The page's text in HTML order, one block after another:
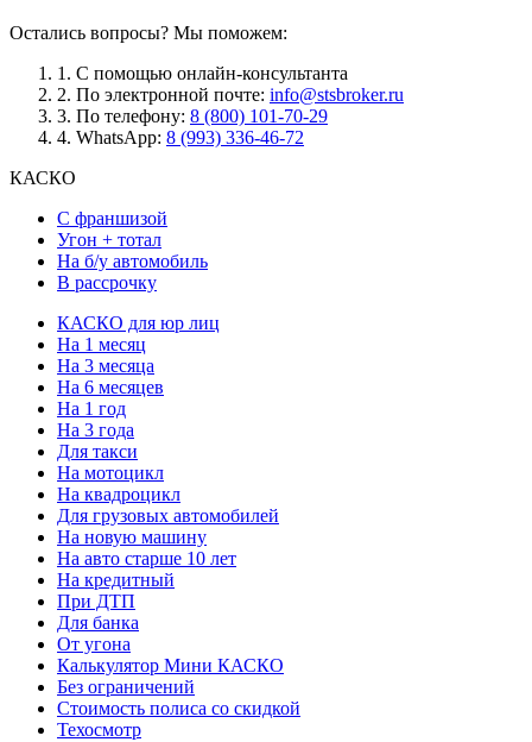
Остались вопросы? Мы поможем:
1. С помощью онлайн-консультанта
2. По электронной почте: info@stsbroker.ru
3. По телефону: 8 (800) 101-70-29
4. WhatsApp: 8 (993) 336-46-72
КАСКО
С франшизой
Угон + тотал
На б/у автомобиль
В рассрочку
КАСКО для юр лиц
На 1 месяц
На 3 месяца
На 6 месяцев
На 1 год
На 3 года
Для такси
На мотоцикл
На квадроцикл
Для грузовых автомобилей
На новую машину
На авто старше 10 лет
На кредитный
При ДТП
Для банка
От угона
Калькулятор Мини КАСКО
Без ограничений
Стоимость полиса со скидкой
Техосмотр